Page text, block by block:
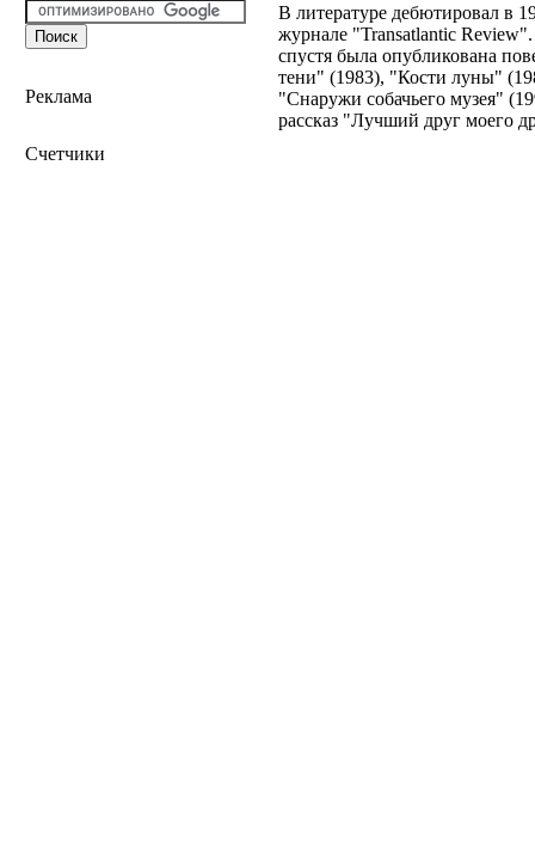
Реклама
Счетчики
В литературе дебютировал в
журнале "Transatlantic
спустя была опубликована
тени" (1983), "Кости луны"
"Снаружи собачьего музея"
рассказ "Лучший друг моего